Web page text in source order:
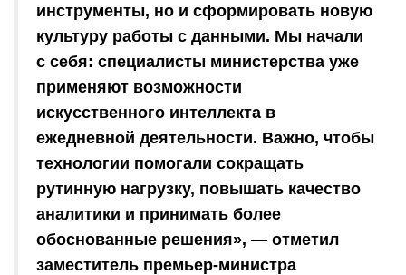
инструменты, но и сформировать новую
культуру работы с данными. Мы начали
с себя: специалисты министерства уже
применяют возможности
искусственного интеллекта в
ежедневной деятельности. Важно, чтобы
технологии помогали сокращать
рутинную нагрузку, повышать качество
аналитики и принимать более
обоснованные решения», — отметил
заместитель премьер-министра